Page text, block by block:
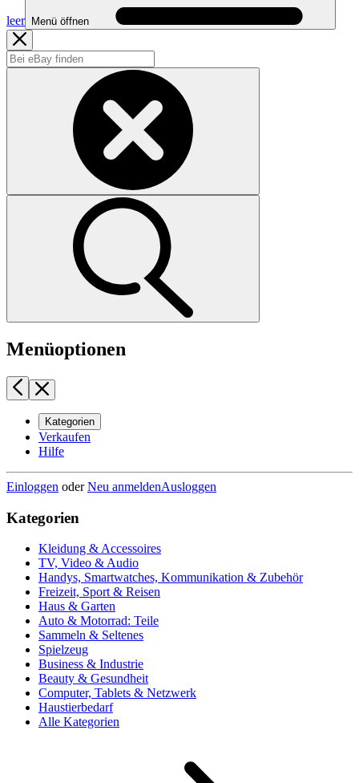
leer Menü öffnen
Menüoptionen
Kategorien
Verkaufen
Hilfe
Einloggen oderNeu anmeldenAusloggen
Kategorien
Kleidung & Accessoires
TV, Video & Audio
Handys, Smartwatches, Kommunikation & Zubehör
Freizeit, Sport & Reisen
Haus & Garten
Auto & Motorrad: Teile
Sammeln & Seltenes
Spielzeug
Business & Industrie
Beauty & Gesundheit
Computer, Tablets & Netzwerk
Haustierbedarf
Alle Kategorien